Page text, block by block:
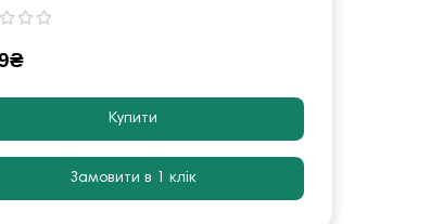
Купити
Замовити в 1 клік